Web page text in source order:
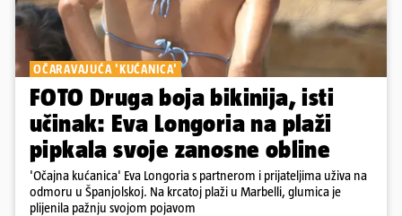
OČARAVAJUĆA 'KUĆANICA'
FOTO Druga boja bikinija, isti
učinak: Eva Longoria na plaži
pipkala svoje zanosne obline
'Očajna kućanica' Eva Longoria s partnerom i prijateljima uživa na
odmoru u Španjolskoj. Na krcatoj plaži u Marbelli, glumica je
plijenila pažnju svojom pojavom